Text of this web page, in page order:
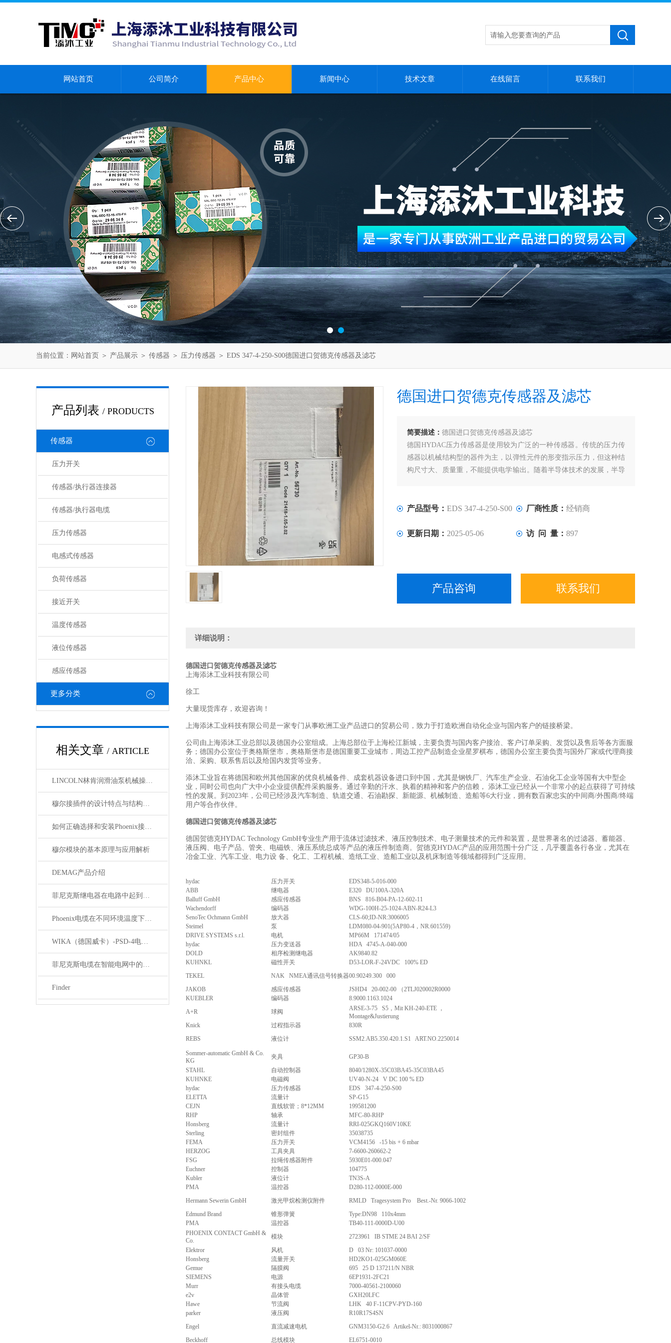
网站首页 公司简介 产品中心 新闻中心 技术文章 在线留言 联系我们
当前位置： 网站首页 ＞ 产品展示 ＞ 传感器 ＞ 压力传感器 ＞ EDS 347-4-250-S00德国进口贺德克传感器及滤芯
产品列表 / PRODUCTS
传感器
压力开关
传感器/执行器连接器
传感器/执行器电缆
压力传感器
电感式传感器
负荷传感器
接近开关
温度传感器
液位传感器
感应传感器
更多分类
相关文章 / ARTICLE
LINCOLN林肯润滑油泵机械操作原理
穆尔接插件的设计特点与结构优化
如何正确选择和安装Phoenix接插件以确保其性能？
穆尔模块的基本原理与应用解析
DEMAG产品介绍
菲尼克斯继电器在电路中起到什么作用？
Phoenix电缆在不同环境温度下的性能表现如何？
WIKA（德国威卡）-PSD-4电子压力开关
菲尼克斯电缆在智能电网中的应用
Finder
德国进口贺德克传感器及滤芯
简要描述： 德国进口贺德克传感器及滤芯
德国HYDAC压力传感器是使用较为广泛的一种传感器。传统的压力传
感器以机械结构型的器件为主，以弹性元件的形变指示压力，但这种结
构尺寸大、质量重，不能提供电学输出。随着半导体技术的发展，半导
而且其功耗小、可靠性高。
产品型号： EDS 347-4-250-S00 厂商性质： 经销商
更新日期： 2025-05-06 访 问 量： 897
产品咨询 联系我们
详细说明：
德国进口贺德克传感器及滤芯
上海添沐工业科技有限公司
徐工
大量现货库存，欢迎咨询！
上海添沐工业科技有限公司是一家专门从事欧洲工业产品进口的贸易公司，致力于打造欧洲自动化企业与国内客户的链接桥梁。
公司由上海添沐工业总部以及德国办公室组成。上海总部位于上海松江新城，主要负责与国内客户接洽、客户订单采购、发货以及售后等各方面服
务；德国办公室位于奥格斯堡市，奥格斯堡市是德国重要工业城市，周边工控产品制造企业星罗棋布，德国办公室主要负责与国外厂家或代理商接
洽、采购、联系售后以及给国内发货等业务。
添沐工业旨在将德国和欧州其他国家的优良机械备件、成套机器设备进口到中国，尤其是钢铁厂、汽车生产企业、石油化工企业等国有大中型企
业，同时公司也向广大中小企业提供配件采购服务。通过辛勤的汗水、执着的精神和客户的信赖， 添沐工业已经从一个非常小的起点获得了可持续
性的发展。到2023年，公司已经涉及汽车制造、轨道交通、石油勘探、新能源、机械制造、造船等6大行业，拥有数百家忠实的中间商/外围商/终端
用户等合作伙伴。
德国进口贺德克传感器及滤芯
德国贺德克HYDAC Technology GmbH专业生产用于流体过滤技术、液压控制技术、电子测量技术的元件和装置，是世界著名的过滤器、蓄能器、
液压阀、电子产品、管夹、电磁铁、液压系统总成等产品的液压件制造商。贺德克HYDAC产品的应用范围十分广泛，几乎覆盖各行各业，尤其在
冶金工业、汽车工业、电力设 备、化工、工程机械、造纸工业、造船工业以及机床制造等领域都得到广泛应用。
hydac 压力开关
EDS348-5-016-000
ABB
继电器
E320 DU100A-320A
Balluff GmbH
感应传感器
BNS 816-B04-PA-12-602-11
Wachendorff
编码器
WDG-100H-25-1024-ABN-R24-L3
SenoTec Ochmann GmbH
放大器
CLS-60;ID-NR:3006005
Steimel
泵
LDM080-04-901(5AP80-4，NR.601559)
DRIVE SYSTEMS s.r.l.
电机
MP66M 171474/05
hydac
压力变送器
HDA 4745-A-040-000
DOLD
相序检测继电器
AK9840.82
KUHNKL
磁性开关
D53-LOR-F-24VDC 100% ED
TEKEL
NAK NMEA通讯信号转换器00.90249.300 000
JAKOB
感应传感器
JSHD4 20-002-00 （2TLJ020002R0000
KUEBLER
编码器
8.9000.1163.1024
A+R
球阀
ARSE-3-75 S5，Mit KH-240-ETE ，
Montage&Justierung
Knick
过程指示器
830R
REBS
液位计 SSM2.AB5.350.420.1.S1 ART.NO.2250014
Sommer-automatic GmbH & Co.
KG
夹具
GP30-B
STAHL
自动控制器
8040/1280X-35C03BA45-35C03BA45
KUHNKE
电磁阀
UV40-N-24 V DC 100 % ED
hydac
压力传感器
EDS 347-4-250-S00
ELETTA
流量计
SP-G15
CEJN
直线软管；8*12MM
199581200
RHP
轴承
MFC-80-RHP
Honsberg
流量计
RRI-025GKQ160V10KE
Sterling
密封组件
35038735
FEMA
压力开关
VCM4156 -15 bis + 6 mbar
HERZOG
工具夹具
7-6600-260662-2
FSG
拉绳传感器附件
5930E01-000.047
Euchner
控制器
104775
Kubler
液位计
TN3S-A
PMA
温控器
D280-112-0000E-000
Hermann Sewerin GmbH
激光甲烷检测仪附件
RMLD Tragesystem Pro Best.-Nr. 9066-1002
Edmund Brand
锥形弹簧
Type:DN98 110x4mm
PMA
温控器
TB40-111-0000D-U00
PHOENIX CONTACT GmbH &
Co.
模块
2723961 IB STME 24 BAI 2/SF
Elektror
风机
D 03 Nr: 101037-0000
Honsberg
流量开关
HD2KO1-025GM060E
Gemue
隔膜阀
695 25 D 137211/N NBR
SIEMENS
电源
6EP1931-2FC21
Murr
有接头电缆
7000-40561-2100060
e2v
晶体管
GXH20LFC
Hawe
节流阀
LHK 40 F-11CPV-PYD-160
parker
液压阀
R10R17S4SN
Engel
直流减速电机
GNM3150-G2.6 Artikel-Nr.: 8031000867
Beckhoff
总线模块
EL6751-0010